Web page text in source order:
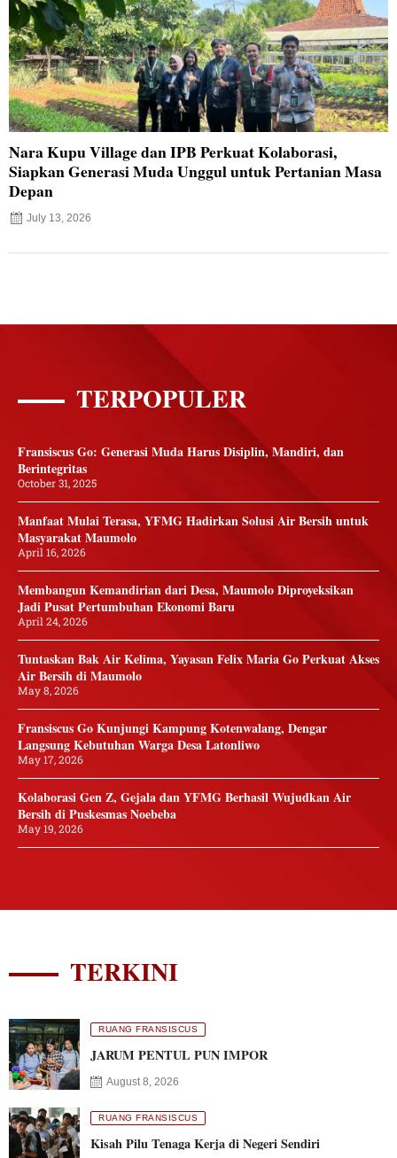
Nara Kupu Village dan IPB Perkuat Kolaborasi,
Siapkan Generasi Muda Unggul untuk Pertanian Masa
Depan
July 13, 2026
TERPOPULER
Fransiscus Go: Generasi Muda Harus Disiplin, Mandiri, dan
Berintegritas
October 31, 2025
Manfaat Mulai Terasa, YFMG Hadirkan Solusi Air Bersih untuk
Masyarakat Maumolo
April 16, 2026
Membangun Kemandirian dari Desa, Maumolo Diproyeksikan
Jadi Pusat Pertumbuhan Ekonomi Baru
April 24, 2026
Tuntaskan Bak Air Kelima, Yayasan Felix Maria Go Perkuat Akses
Air Bersih di Maumolo
May 8, 2026
Fransiscus Go Kunjungi Kampung Kotenwalang, Dengar
Langsung Kebutuhan Warga Desa Latonliwo
May 17, 2026
Kolaborasi Gen Z, Gejala dan YFMG Berhasil Wujudkan Air
Bersih di Puskesmas Noebeba
May 19, 2026
TERKINI
RUANG FRANSISCUS
JARUM PENTUL PUN IMPOR
August 8, 2026
RUANG FRANSISCUS
Kisah Pilu Tenaga Kerja di Negeri Sendiri